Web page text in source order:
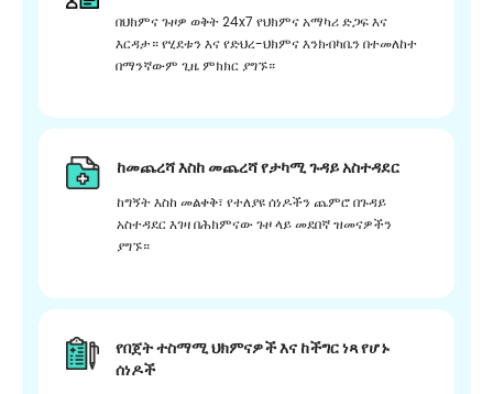
በህክምና ጉዞዎ ወቅት 24x7 የህክምና አማካሪ ድጋፍ እና
እርዳታ። የሂደቱን እና የድህረ-ህክምና እንክብካቤን በተመለከተ
በማንኛውም ጊዜ ምክክር ያግኙ።
ከመጨረሻ እስከ መጨረሻ የታካሚ ጉዳይ አስተዳደር
ከግኝት እስከ መልቀቅ፣ የተለያዩ ሰነዶችን ጨምሮ በጉዳይ
አስተዳደር እገዛ በሕክምናው ጉዞ ላይ መደበኛ ዝመናዎችን
ያግኙ።
የበጀት ተስማሚ ህክምናዎች እና ከችግር ነጻ የሆኑ
ሰነዶች